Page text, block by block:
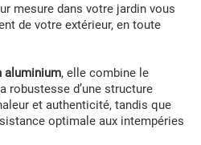
mesure dans votre jardin vous
de votre extérieur, en toute
aluminium, elle combine le
robustesse d’une structure
et authenticité, tandis que
optimale aux intempéries